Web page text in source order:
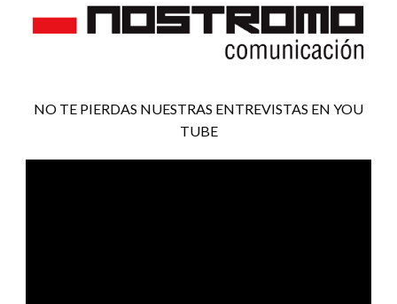
NO TE PIERDAS NUESTRAS ENTREVISTAS EN YOU
TUBE